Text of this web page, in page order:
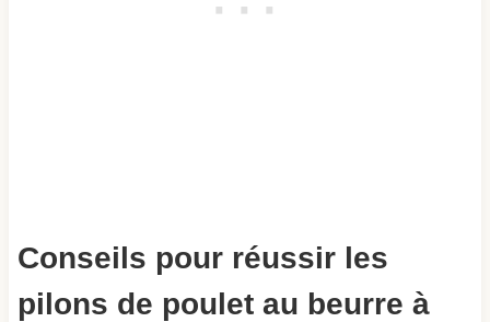
Conseils pour réussir les
pilons de poulet au beurre à